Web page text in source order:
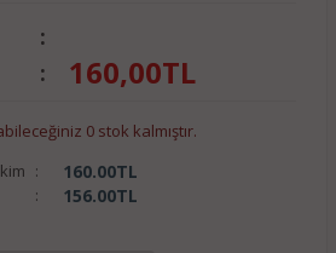
:
: 160,00TL
0 stok kalmıştır.
: 160.00TL
: 156.00TL